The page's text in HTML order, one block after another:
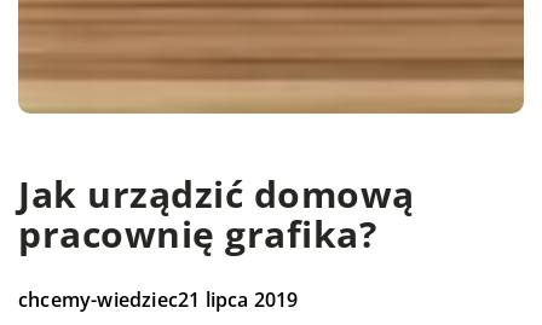
Jak urządzić domową
pracownię grafika?
chcemy-wiedziec21 lipca 2019